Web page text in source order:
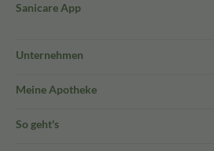
Sanicare App
Unternehmen
Meine Apotheke
So geht's